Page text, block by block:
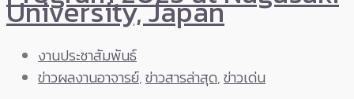
University, Japan
งานประชาสัมพันธ์
ข่าวผลงานอาจารย์,ข่าวสารล่าสุด,ข่าวเด่น